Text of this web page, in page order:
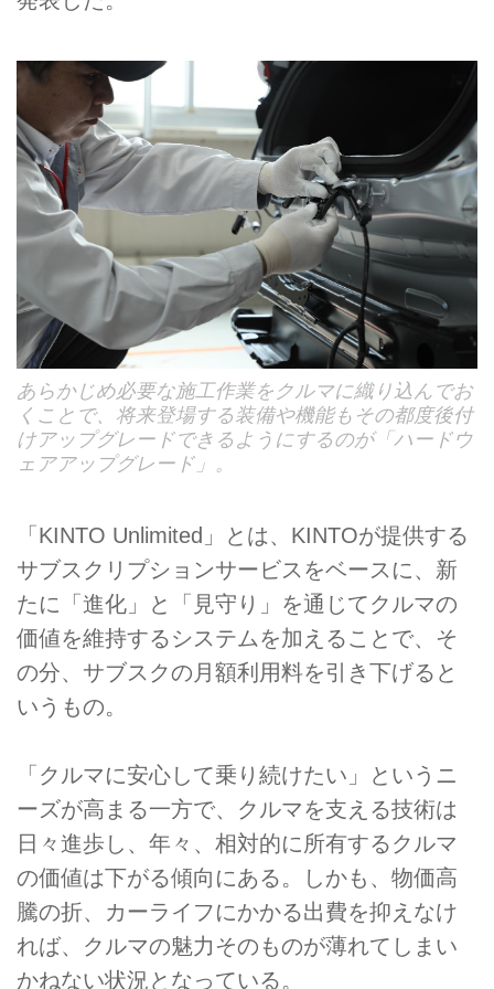
あらかじめ必要な施工作業をクルマに織り込んでお
くことで、将来登場する装備や機能もその都度後付
けアップグレードできるようにするのが「ハードウ
ェアアップグレード」。
「KINTO Unlimited」とは、KINTOが提供する
サブスクリプションサービスをベースに、新
たに「進化」と「見守り」を通じてクルマの
価値を維持するシステムを加えることで、そ
の分、サブスクの月額利用料を引き下げると
いうもの。
「クルマに安心して乗り続けたい」というニ
ーズが高まる一方で、クルマを支える技術は
日々進歩し、年々、相対的に所有するクルマ
の価値は下がる傾向にある。しかも、物価高
騰の折、カーライフにかかる出費を抑えなけ
れば、クルマの魅力そのものが薄れてしまい
かねない状況となっている。